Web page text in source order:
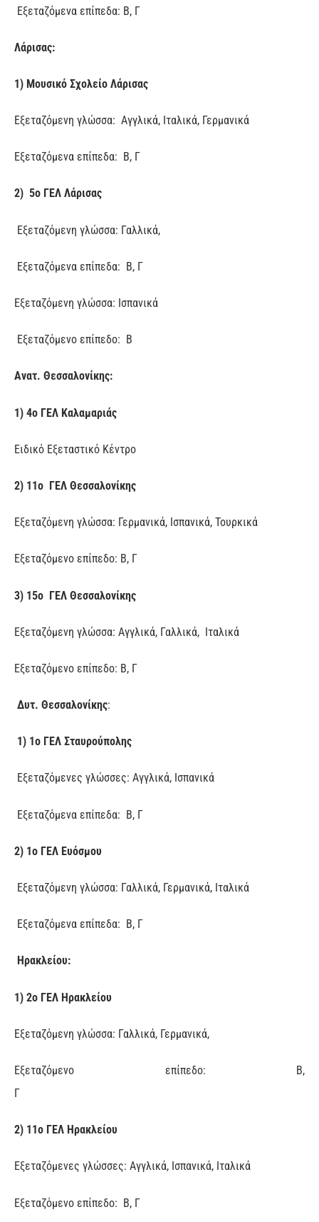
Εξεταζόμενα επίπεδα: Β, Γ
Λάρισας:
1) Μουσικό Σχολείο Λάρισας
Εξεταζόμενη γλώσσα: Αγγλικά, Ιταλικά, Γερμανικά
Εξεταζόμενα επίπεδα: Β, Γ
2) 5ο ΓΕΛ Λάρισας
Εξεταζόμενη γλώσσα: Γαλλικά,
Εξεταζόμενα επίπεδα: Β, Γ
Εξεταζόμενη γλώσσα: Ισπανικά
Εξεταζόμενο επίπεδο: Β
Ανατ. Θεσσαλονίκης:
1) 4ο ΓΕΛ Καλαμαριάς
Ειδικό Εξεταστικό Κέντρο
2) 11ο ΓΕΛ Θεσσαλονίκης
Εξεταζόμενη γλώσσα: Γερμανικά, Ισπανικά, Τουρκικά
Εξεταζόμενο επίπεδο: Β, Γ
3) 15ο ΓΕΛ Θεσσαλονίκης
Εξεταζόμενη γλώσσα: Αγγλικά, Γαλλικά, Ιταλικά
Εξεταζόμενο επίπεδο: Β, Γ
Δυτ. Θεσσαλονίκης:
1) 1o ΓΕΛ Σταυρούπολης
Εξεταζόμενες γλώσσες: Αγγλικά, Ισπανικά
Εξεταζόμενα επίπεδα: Β, Γ
2) 1ο ΓΕΛ Ευόσμου
Εξεταζόμενη γλώσσα: Γαλλικά, Γερμανικά, Ιταλικά
Εξεταζόμενα επίπεδα: Β, Γ
Ηρακλείου:
1) 2ο ΓΕΛ Ηρακλείου
Εξεταζόμενη γλώσσα: Γαλλικά, Γερμανικά,
Εξεταζόμενο επίπεδο: Β,
Γ
2) 11ο ΓΕΛ Ηρακλείου
Εξεταζόμενες γλώσσες: Αγγλικά, Ισπανικά, Ιταλικά
Εξεταζόμενο επίπεδο: Β, Γ